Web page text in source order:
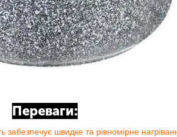
Переваги:
забезпечує швидке та рівномірне